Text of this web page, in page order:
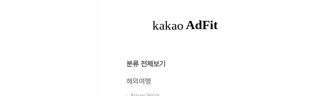
분류 전체보기
해외여행